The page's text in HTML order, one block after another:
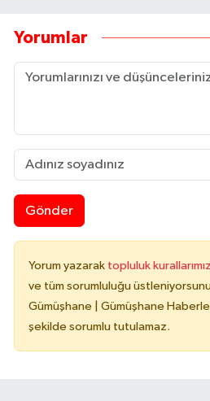
Yorumlar
Gönder
Yorum yazarak topluluk
ve tüm sorumluluğu
Gümüşhane | Gümüşhane
şekilde sorumlu tutulamaz.